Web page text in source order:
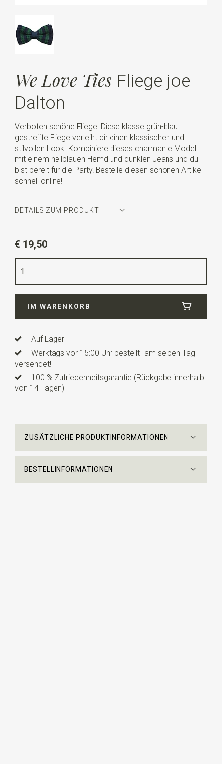
We Love Ties Fliege joe
Dalton
Verboten schöne Fliege! Diese klasse grün-blau
gestreifte Fliege verleiht dir einen klassischen und
stilvollen Look. Kombiniere dieses charmante Modell
mit einem hellblauen Hemd und dunklen Jeans und du
bist bereit für die Party! Bestelle diesen schönen Artikel
schnell online!
DETAILS ZUM PRODUKT
Farbe
Qualität
Länge 6 cm
€ 19,50
IM WARENKORB
Auf Lager
Werktags vor 15:00 Uhr bestellt- am selben Tag
versendet!
100 % Zufriedenheitsgarantie (Rückgabe innerhalb
von 14 Tagen)
ZUSÄTZLICHE PRODUKTINFORMATIONEN
BESTELLINFORMATIONEN